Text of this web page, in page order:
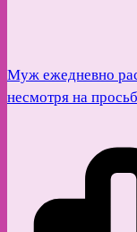
Муж ежедневно
несмотря на